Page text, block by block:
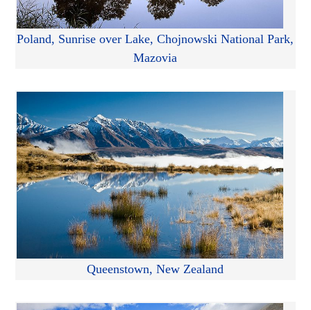
Poland, Sunrise over Lake, Chojnowski National Park,
Mazovia
Queenstown, New Zealand